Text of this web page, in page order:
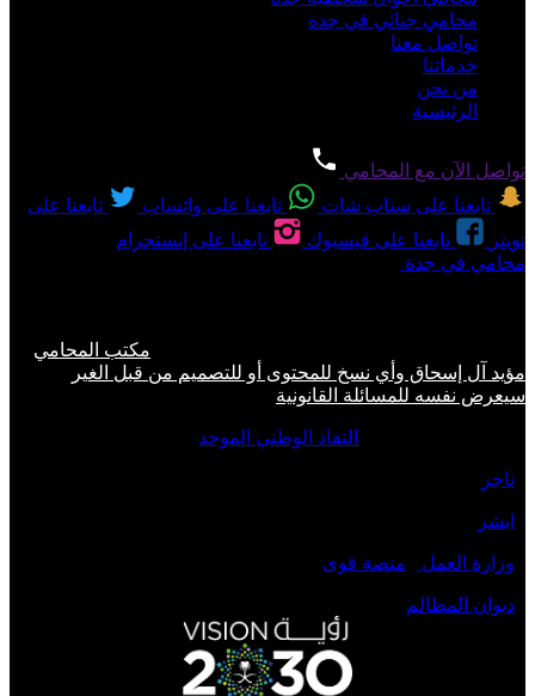
محامي جنائي في جدة
تواصل معنا
خدماتنا
من نحن
الرئيسية
تواصل الآن مع المحامي
تابعنا على سناب شات
تابعنا على واتساب
تابعنا على
تويتر
تابعنا على فيسبوك
تابعنا على إنستجرام
محامي في جدة
مكتب المحامي
مؤيد آل إسحاق وأي نسخ للمحتوى أو للتصميم من قبل الغير
سيعرض نفسه للمسائلة القانونية
النفاذ الوطني الموحد
ناجز
ابشر
وزارة العمل منصة قوى
ديوان المظالم